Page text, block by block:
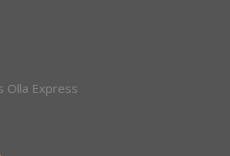
Olla Express